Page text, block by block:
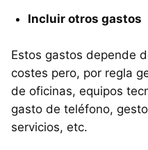
Incluir otros gastos
Estos gastos depende
costes pero, por regla
de oficinas, equipos
gasto de teléfono,
servicios, etc.